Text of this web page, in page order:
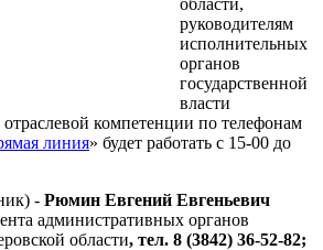
руководителям
исполнительных
органов
государственной
власти
компетенции по телефонам
линия» будет работать с 15-00 до
- Рюмин Евгений Евгеньевич
административных органов
области, тел. 8 (3842) 36-52-82;